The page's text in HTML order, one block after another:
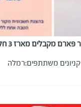
קניונים משתתפים:רמלה